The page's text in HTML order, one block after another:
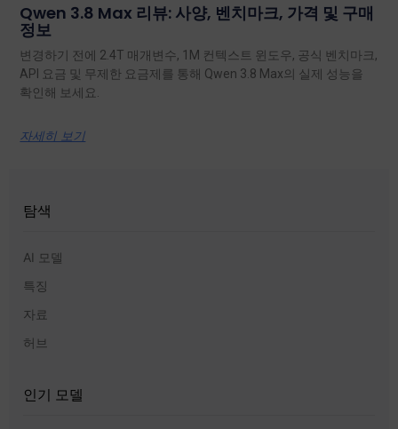
Qwen 3.8 Max 리뷰: 사양, 벤치마크, 가격 및 구매
정보
변경하기 전에 2.4T 매개변수, 1M 컨텍스트 윈도우, 공식 벤치마크,
API 요금 및 무제한 요금제를 통해 Qwen 3.8 Max의 실제 성능을
확인해 보세요.
자세히 보기
탐색
AI 모델
특징
자료
허브
인기 모델